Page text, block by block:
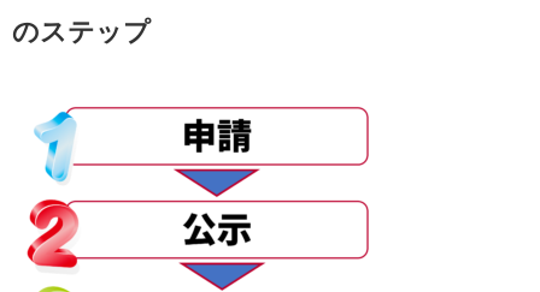
のステップ